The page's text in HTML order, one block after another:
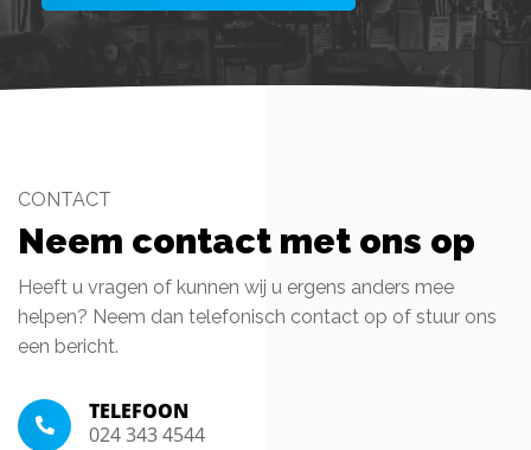
CONTACT
Neem contact met ons op
Heeft u vragen of kunnen wij u ergens anders mee
helpen? Neem dan telefonisch contact op of stuur ons
een bericht.
TELEFOON
024 343 4544